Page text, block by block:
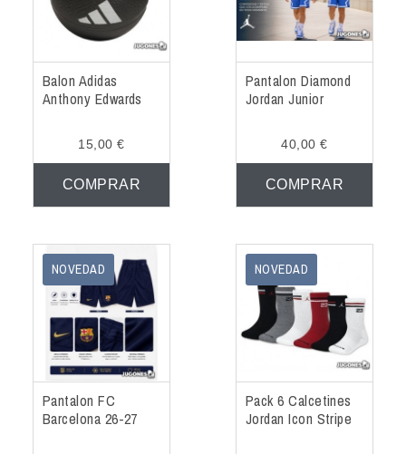
Balon Adidas
Anthony Edwards
15,00 €
COMPRAR
Pantalon Diamond
Jordan Junior
40,00 €
COMPRAR
NOVEDAD
Pantalon FC
Barcelona 26-27
NOVEDAD
Pack 6 Calcetines
Jordan Icon Stripe